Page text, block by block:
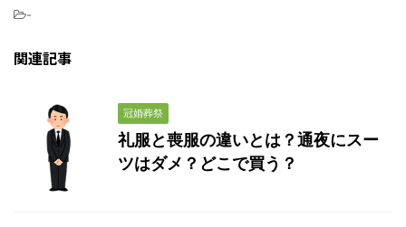
-
関連記事
冠婚葬祭
礼服と喪服の違いとは？通夜にスー
ツはダメ？どこで買う？